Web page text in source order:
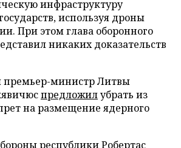
инфраструктуру
используя дроны
При этом глава оборонного
никаких доказательств
министр Литвы
предложилубрать из
на размещение ядерного
республики Робертас